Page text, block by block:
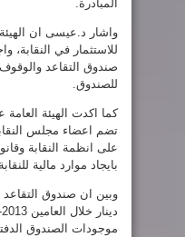
المبادرة.
واشار د.عيسى ان
للاستثمار في النقابة،
صندوق التقاعد
للصندوق.
كما اكدت الهيئة
تضم اعضاء مجلس النقابة
على انظمة النقابة
بايجاد موارد مالية